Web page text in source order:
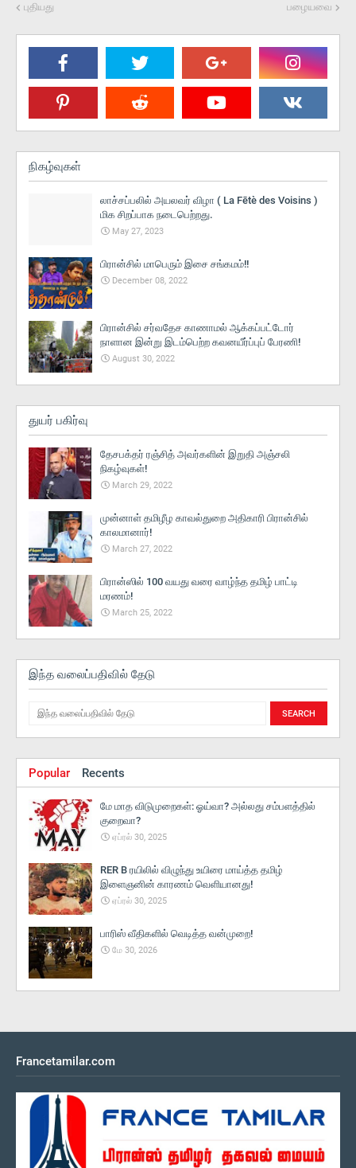
புதியது பழையவை
நிகழ்வுகள்
லாச்சப்பலில் அயலவர் விழா ( La Fētè des Voisins )
மிக சிறப்பாக நடைபெற்றது.
May 27, 2023
பிரான்சில் மாபெரும் இசை சங்கமம்!!
December 08, 2022
பிரான்சில் சர்வதேச காணாமல் ஆக்கப்பட்டோர்
நாளான இன்று இடம்பெற்ற கவனயீர்ப்புப் பேரணி!
August 30, 2022
துயர் பகிர்வு
தேசபக்தர் ரஞ்சித் அவர்களின் இறுதி அஞ்சலி
நிகழ்வுகள்!
March 29, 2022
முன்னாள் தமிழீழ காவல்துறை அதிகாரி பிரான்சில்
காலமானார்!
March 27, 2022
பிரான்ஸில் 100 வயது வரை வாழ்ந்த தமிழ் பாட்டி
மரணம்!
March 25, 2022
இந்த வலைப்பதிவில் தேடு
Popular Recents
மே மாத விடுமுறைகள்: ஓய்வா? அல்லது சம்பளத்தில்
குறைவா?
ஏப்ரல் 30, 2025
RER B ரயிலில் விழுந்து உயிரை மாய்த்த தமிழ்
இளைஞனின் காரணம் வெளியானது!
ஏப்ரல் 30, 2025
பாரிஸ் வீதிகளில் வெடித்த வன்முறை!
மே 30, 2026
Francetamilar.com